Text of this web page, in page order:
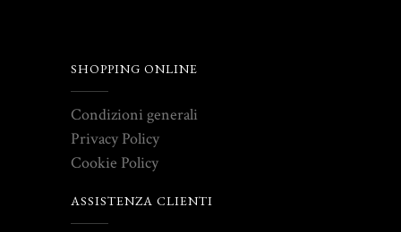
SHOPPING ONLINE
Condizioni generali
Privacy Policy
Cookie Policy
ASSISTENZA CLIENTI